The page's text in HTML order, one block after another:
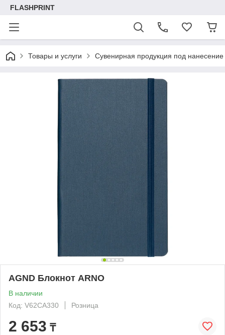
FLASHPRINT
Товары и услуги Сувенирная продукция под нанесение
AGND Блокнот ARNO
В наличии
Код: V62CA330
Розница
2 653 ₸